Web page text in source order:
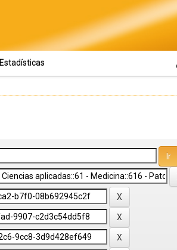
Estadísticas